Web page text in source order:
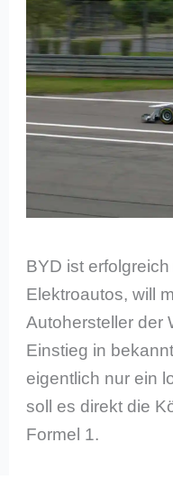
BYD ist
Elektroautos, will
Autohersteller der
Einstieg in
eigentlich nur ein
soll es direkt die
Formel 1.